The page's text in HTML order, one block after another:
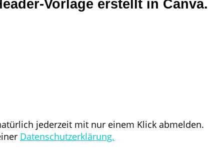
Vorlage erstellt in Canva.
jederzeit mit nur einem Klick abmelden.
Datenschutzerklärung.